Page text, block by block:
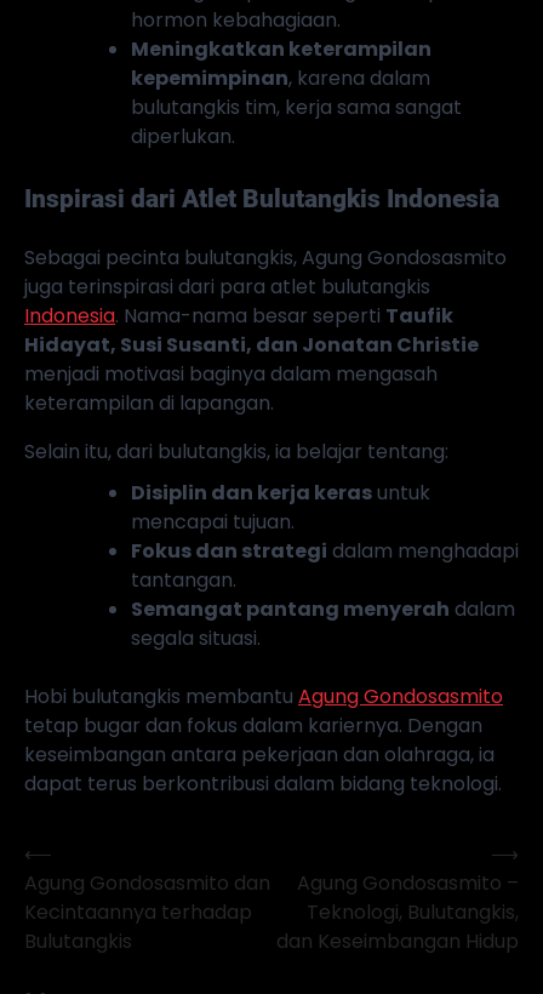
hormon kebahagiaan.
Meningkatkan keterampilan
kepemimpinan, karena dalam
bulutangkis tim, kerja sama sangat
diperlukan.
Inspirasi dari Atlet Bulutangkis Indonesia
Sebagai pecinta bulutangkis, Agung Gondosasmito
juga terinspirasi dari para atlet bulutangkis
Indonesia. Nama-nama besar seperti Taufik
Hidayat, Susi Susanti, dan Jonatan Christie
menjadi motivasi baginya dalam mengasah
keterampilan di lapangan.
Selain itu, dari bulutangkis, ia belajar tentang:
Disiplin dan kerja kerasuntuk
mencapai tujuan.
Fokus dan strategi dalam menghadapi
tantangan.
Semangat pantang menyerah dalam
segala situasi.
Hobi bulutangkis membantu Agung Gondosasmito
tetap bugar dan fokus dalam kariernya. Dengan
keseimbangan antara pekerjaan dan olahraga, ia
dapat terus berkontribusi dalam bidang teknologi.
Navigasi
pos
⟵
Agung Gondosasmito dan
Kecintaannya terhadap
Bulutangkis
Agung Gondosasmito –
Teknologi, Bulutangkis,
dan Keseimbangan Hidup
⟶